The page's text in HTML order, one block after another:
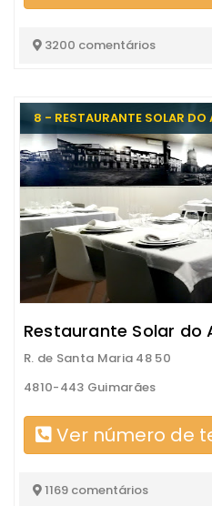
3200 comentários
8 - RESTAURANTE SOLAR DO
Restaurante Solar
R. de Santa Maria 48 50
4810-443 Guimarães
Ver número de
1169 comentários